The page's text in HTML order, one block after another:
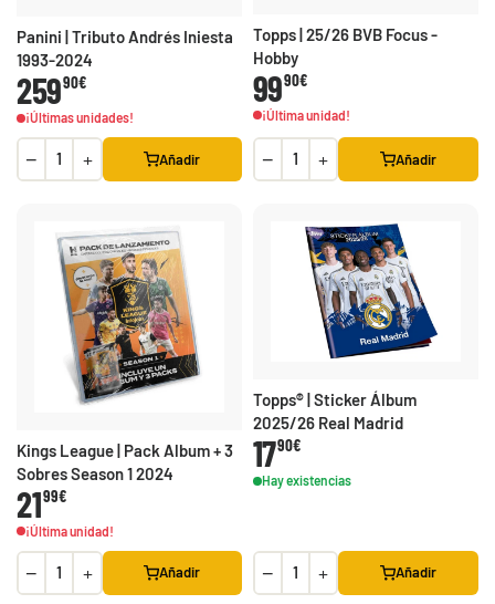
Panini | Tributo Andrés Iniesta
1993-2024
25990€
¡Últimas unidades!
− + Añadir
Topps | 25/26 BVB Focus -
Hobby
9990€
¡Última unidad!
− + Añadir
Kings League | Pack Album + 3
Sobres Season 1 2024
2199€
¡Última unidad!
− + Añadir
Topps® | Sticker Álbum
2025/26 Real Madrid
1790€
Hay existencias
− + Añadir